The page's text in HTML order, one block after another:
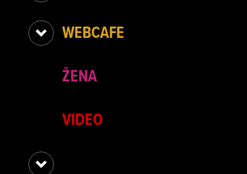
WEBCAFE
ŽENA
VIDEO